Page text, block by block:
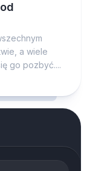
a wiele
go pozbyć....